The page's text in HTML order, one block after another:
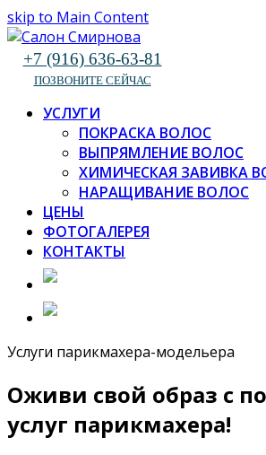
skip to Main Content
+7 (916) 636-63-81
ПОЗВОНИТЕ СЕЙЧАС
УСЛУГИ
ПОКРАСКА ВОЛОС
ВЫПРЯМЛЕНИЕ ВОЛОС
ХИМИЧЕСКАЯ ЗАВИВКА
НАРАЩИВАНИЕ ВОЛОС
ЦЕНЫ
ФОТОГАЛЕРЕЯ
КОНТАКТЫ
Услуги парикмахера-модельера
Оживи свой образ с
услуг парикмахера!